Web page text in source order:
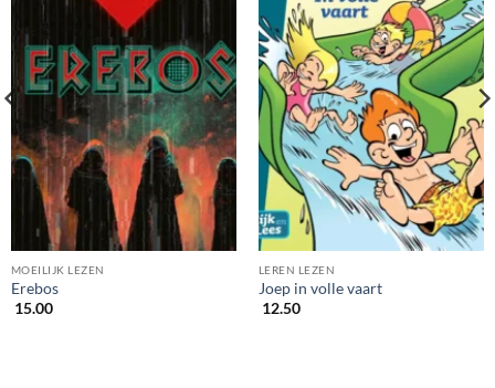
MOEILIJK LEZEN
Erebos
15.00
LEREN LEZEN
Joep in volle vaart
12.50